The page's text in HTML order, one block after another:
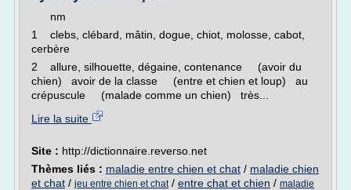
nm
1 clebs, clébard, mâtin, dogue, chiot, molosse, cabot,
cerbère
2 allure, silhouette, dégaine, contenance (avoir du
chien) avoir de la classe (entre et chien et loup) au
crépuscule (malade comme un chien) très...
Lire la suite
Site : http://dictionnaire.reverso.net
Thèmes liés : maladie entre chien et chat / maladie chien
et chat / jeu entre chien et chat/ entre chat et chien / maladie